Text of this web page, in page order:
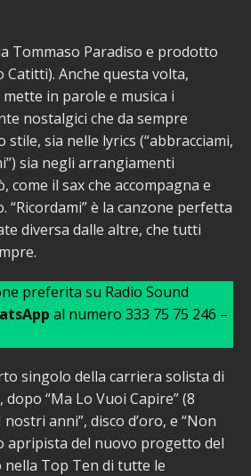
Tommaso Paradiso e prodotto
Catitti). Anche questa volta,
in parole e musica i
nostalgici che da sempre
sia nelle lyrics (“abbracciami,
sia negli arrangiamenti
come il sax che accompagna e
“Ricordami” è la canzone perfetta
diversa dalle altre, che tutti
preferita su Radio Sound
al numero 333 75 75 246 –
singolo della carriera solista di
“Ma Lo Vuoi Capire” (8
anni”, disco d’oro, e “Non
apripista del nuovo progetto del
Top Ten di tutte le